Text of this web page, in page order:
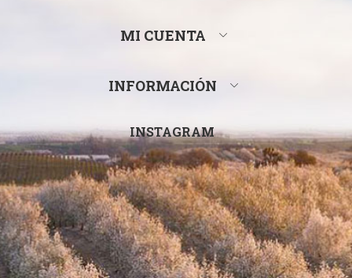
MI CUENTA
INFORMACIÓN
INSTAGRAM